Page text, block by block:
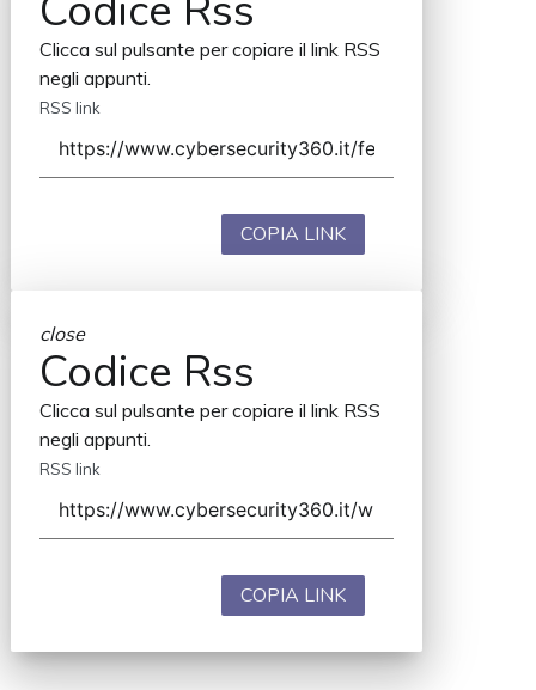
Clicca sul pulsante per copiare il link RSS
negli appunti.
RSS link
COPIA LINK
close
Codice Rss
Clicca sul pulsante per copiare il link RSS
negli appunti.
RSS link
COPIA LINK